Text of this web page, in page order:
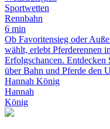
Sportwetten
Rennbahn
6 min
Ob Favoritensieg oder
wählt, erlebt Pferderennen
Erfolgschancen.
über Bahn und Pferde den
Hannah König
Hannah
König